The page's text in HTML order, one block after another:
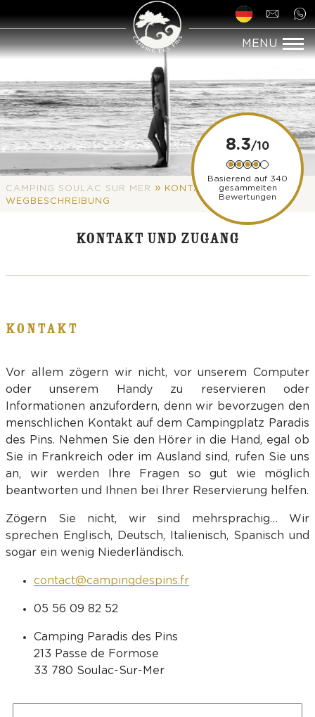
CAMPING SOULAC SUR MER » KONTAKT UND
WEGBESCHREIBUNG
KONTAKT UND ZUGANG
KONTAKT
Vor allem zögern wir nicht, vor unserem Computer
oder unserem Handy zu reservieren oder
Informationen anzufordern, denn wir bevorzugen den
menschlichen Kontakt auf dem Campingplatz Paradis
des Pins. Nehmen Sie den Hörer in die Hand, egal ob
Sie in Frankreich oder im Ausland sind, rufen Sie uns
an, wir werden Ihre Fragen so gut wie möglich
beantworten und Ihnen bei Ihrer Reservierung helfen.
Zögern Sie nicht, wir sind mehrsprachig… Wir
sprechen Englisch, Deutsch, Italienisch, Spanisch und
sogar ein wenig Niederländisch.
contact@campingdespins.fr
05 56 09 82 52
Camping Paradis des Pins
213 Passe de Formose
33 780 Soulac-Sur-Mer
8.3
Basierend auf 340
gesammelten
Bewertungen